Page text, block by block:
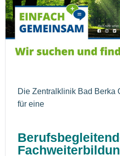
Die Zentralklinik Bad Berka
für eine